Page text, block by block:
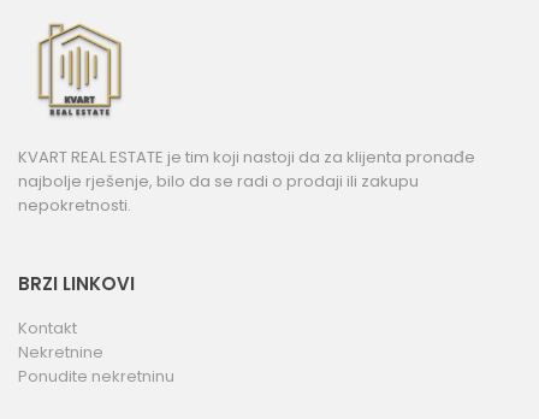
KVART REAL ESTATE je tim koji nastoji da za klijenta pronađe
najbolje rješenje, bilo da se radi o prodaji ili zakupu
nepokretnosti.
BRZI LINKOVI
Kontakt
Nekretnine
Ponudite nekretninu